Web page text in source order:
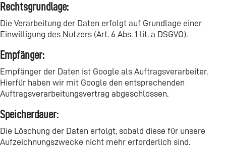
Rechtsgrundlage:
Die Verarbeitung der Daten erfolgt auf Grundlage einer
Einwilligung des Nutzers (Art. 6 Abs. 1 lit. a DSGVO).
Empfänger:
Empfänger der Daten ist Google als Auftragsverarbeiter.
Hierfür haben wir mit Google den entsprechenden
Auftragsverarbeitungsvertrag abgeschlossen.
Speicherdauer:
Die Löschung der Daten erfolgt, sobald diese für unsere
Aufzeichnungszwecke nicht mehr erforderlich sind.